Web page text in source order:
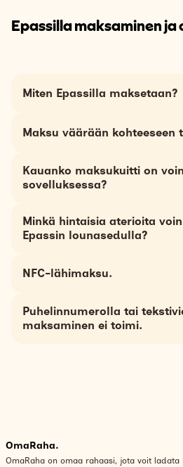
Epassilla maksaminen ja
Miten Epassilla maksetaan?
Maksu väärään kohteeseen
Kauanko maksukuitti on
sovelluksessa?
Minkä hintaisia aterioita
Epassin lounasedulla?
NFC-lähimaksu.
Puhelinnumerolla tai
maksaminen ei toimi.
OmaRaha.
OmaRaha on omaa rahaasi, jota voit